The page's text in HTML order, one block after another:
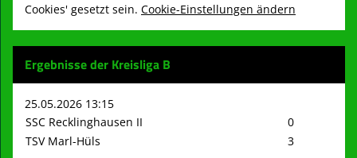
Cookies' gesetzt sein. Cookie-Einstellungen ändern
Ergebnisse der Kreisliga B
25.05.2026 13:15
SSC Recklinghausen II
0
TSV Marl-Hüls
3